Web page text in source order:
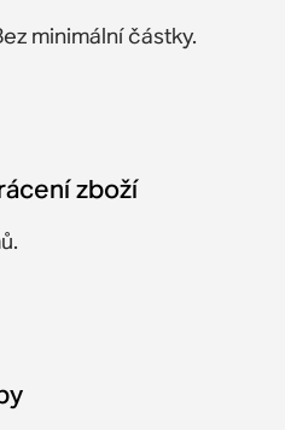
minimální částky.
zboží